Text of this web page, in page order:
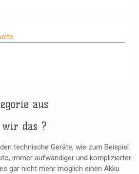
aus
das ?
technische Geräte, wie zum Beispiel
immer aufwändiger und komplizierter.
gar nicht mehr möglich einen Akku